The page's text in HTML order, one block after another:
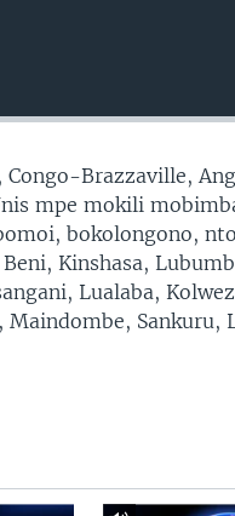
Congo-Brazzaville,
mpe mokili
bokolongono,
Kinshasa,
Lualaba,
Maindombe, Sankuru,